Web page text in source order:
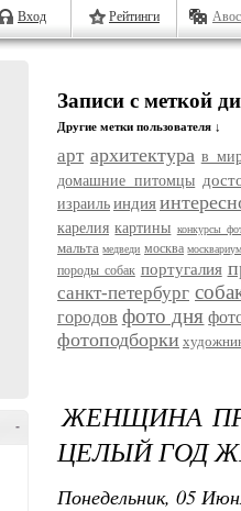
Вход Рейтинги
-
Записи с меткой
Другие метки пользователя ↓
арт архитектура в
домашние питомцы
израиль индия
карелия картины конкурсы
мальта медведи москва
породы собак португалия
санкт-петербург
городов фото дня
фотоподборки
ЖЕНЩИНА
ЦЕЛЫЙ ГОД
Понедельник, 05